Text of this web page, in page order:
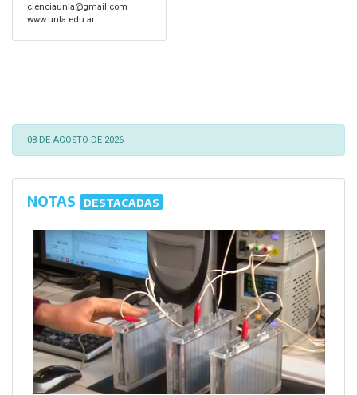
cienciaunla@gmail.com
www.unla.edu.ar
08 DE AGOSTO DE 2026
NOTAS DESTACADAS